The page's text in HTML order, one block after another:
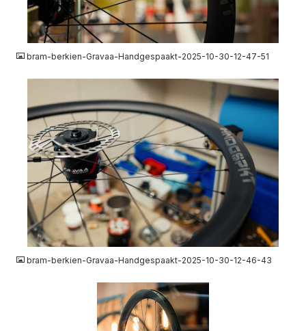
JPG
bram-berkien-Gravaa-Handgespaakt-2025-10-30-12-47-51
JPG
bram-berkien-Gravaa-Handgespaakt-2025-10-30-12-46-43